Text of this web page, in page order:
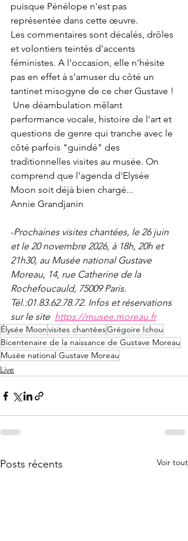
puisque Pénélope n'est pas
représentée dans cette œuvre.
Les commentaires sont décalés, drôles
et volontiers teintés d'accents
féministes. A l'occasion, elle n'hésite
pas en effet à s'amuser du côté un
tantinet misogyne de ce cher Gustave !
performance vocale, histoire de l'art et
questions de genre qui tranche avec le
côté parfois "guindé" des
traditionnelles visites au musée. On
comprend que l'agenda d'Elysée
Moon soit déjà bien chargé...
Annie Grandjanin
-Prochaines visites chantées, le 26 juin
et le 20 novembre 2026, à 18h, 20h et
21h30, au Musée national Gustave
Moreau, 14, rue Catherine de la
Rochefoucauld, 75009 Paris.
Tél.:01.83.62.78.72. Infos et réservations
sur le site https://musee.moreau.fr
Élysée Moonvisites chantéesGrégoire Ichou
Bicentenaire de la naissance de Gustave Moreau
Musée national Gustave Moreau
Live
Posts récents Voir tout